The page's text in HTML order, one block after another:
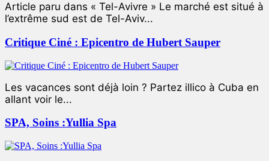
Article paru dans « Tel-Avivre » Le marché est situé à
l’extrême sud est de Tel-Aviv...
Critique Ciné : Epicentro de Hubert Sauper
Les vacances sont déjà loin ? Partez illico à Cuba en
allant voir le...
SPA, Soins :Yullia Spa